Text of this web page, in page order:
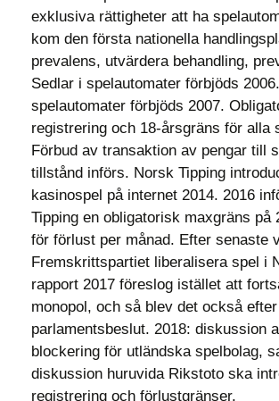
exklusiva rättigheter att ha
kom den första nationella
prevalens, utvärdera behandling,
Sedlar i spelautomater förbjöds
spelautomater förbjöds 2007.
registrering och 18-årsgräns för alla
Förbud av transaktion av pengar till
tillstånd införs. Norsk Tipping
kasinospel på internet 2014. 2016
Tipping en obligatorisk maxgräns på
för förlust per månad. Efter senaste
Fremskrittspartiet liberalisera spel i
rapport 2017 föreslog istället att
monopol, och så blev det också
parlamentsbeslut. 2018: diskussion
blockering för utländska spelbolag,
diskussion huruvida Rikstoto ska
registrering och förlustgränser.